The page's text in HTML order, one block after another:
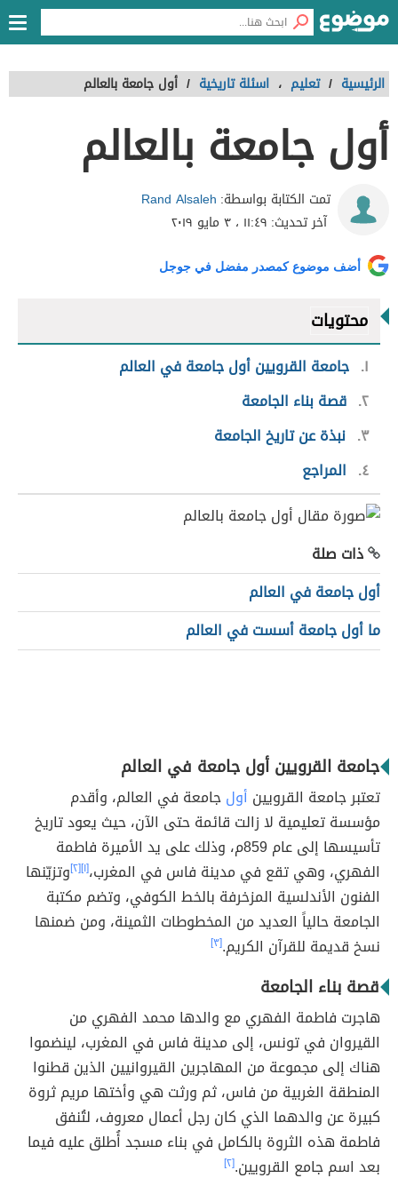
الرئيسية / تعليم ، اسئلة تاريخية / أول جامعة بالعالم
أول جامعة بالعالم
تمت الكتابة بواسطة: Rand Alsaleh
آخر تحديث: ١١:٤٩ ، ٣ مايو ٢٠١٩
أضف موضوع كمصدر مفضل في جوجل
محتويات
١ جامعة القرويين أول جامعة في العالم
٢ قصة بناء الجامعة
٣ نبذة عن تاريخ الجامعة
٤
المراجع
ذات صلة
أول جامعة في العالم
ما أول جامعة أسست في العالم
جامعة القرويين أول جامعة في العالم
تعتبر جامعة القرويين أولجامعة في العالم، وأقدم
مؤسسة تعليمية لا زالت قائمة حتى الآن، حيث يعود تاريخ
تأسيسها إلى عام 859م، وذلك على يد الأميرة فاطمة
الفهري، وهي تقع في مدينة فاس في المغرب،[١] [٢] وتزيّنها
الفنون الأندلسية المزخرفة بالخط الكوفي، وتضم مكتبة
الجامعة حالياً العديد من المخطوطات الثمينة، ومن ضمنها
نسخ قديمة للقرآن الكريم.[٣]
قصة بناء الجامعة
هاجرت فاطمة الفهري مع والدها محمد الفهري من
القيروان في تونس، إلى مدينة فاس في المغرب، لينضموا
هناك إلى مجموعة من المهاجرين القيروانيين الذين قطنوا
المنطقة الغربية من فاس، ثم ورثت هي وأختها مريم ثروة
كبيرة عن والدهما الذي كان رجل أعمال معروف، لتُنفق
فاطمة هذه الثروة بالكامل في بناء مسجد أُطلق عليه فيما
بعد اسم جامع القرويين.[٢]